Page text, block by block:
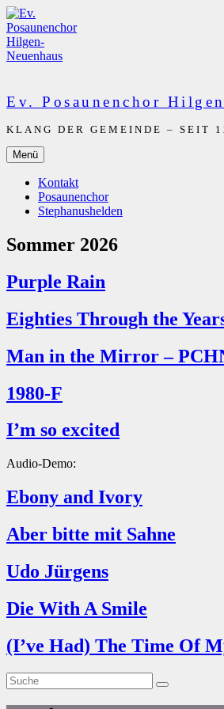
Zum
Inhalt
springen
Ev. Posaunenchor
KLANG DER GEMEINDE – SEIT
Menü
Kontakt
Posaunenchor
Stephanushelden
Sommer 2026
Purple Rain
Eighties Through the
Man in the Mirror –
1980-F
I’m so excited
Audio-Demo:
Ebony and Ivory
Aber bitte mit Sahne
Udo Jürgens
Die With A Smile
(I’ve Had) The Time Of
Suche
nach:
Suche